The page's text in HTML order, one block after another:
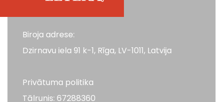
Biroja adrese:
Dzirnavu iela 91 k-1, Rīga, LV-1011, Latvija
Privātuma politika
Tālrunis: 67288360